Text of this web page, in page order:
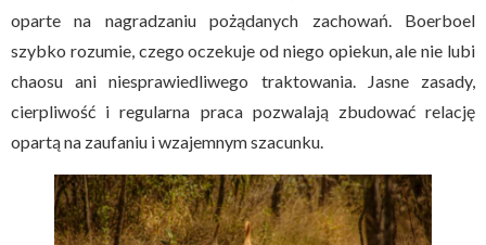
oparte na nagradzaniu pożądanych zachowań. Boerboel
szybko rozumie, czego oczekuje od niego opiekun, ale nie lubi
chaosu ani niesprawiedliwego traktowania. Jasne zasady,
cierpliwość i regularna praca pozwalają zbudować relację
opartą na zaufaniu i wzajemnym szacunku.